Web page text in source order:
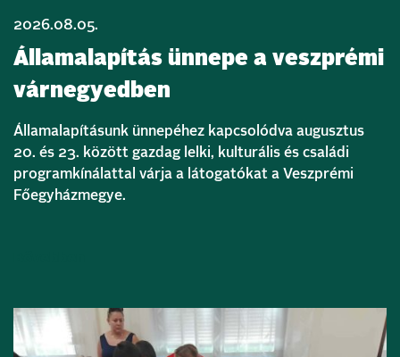
2026.08.05.
Államalapítás ünnepe a veszprémi
várnegyedben
Államalapításunk ünnepéhez kapcsolódva augusztus
20. és 23. között gazdag lelki, kulturális és családi
programkínálattal várja a látogatókat a Veszprémi
Főegyházmegye.